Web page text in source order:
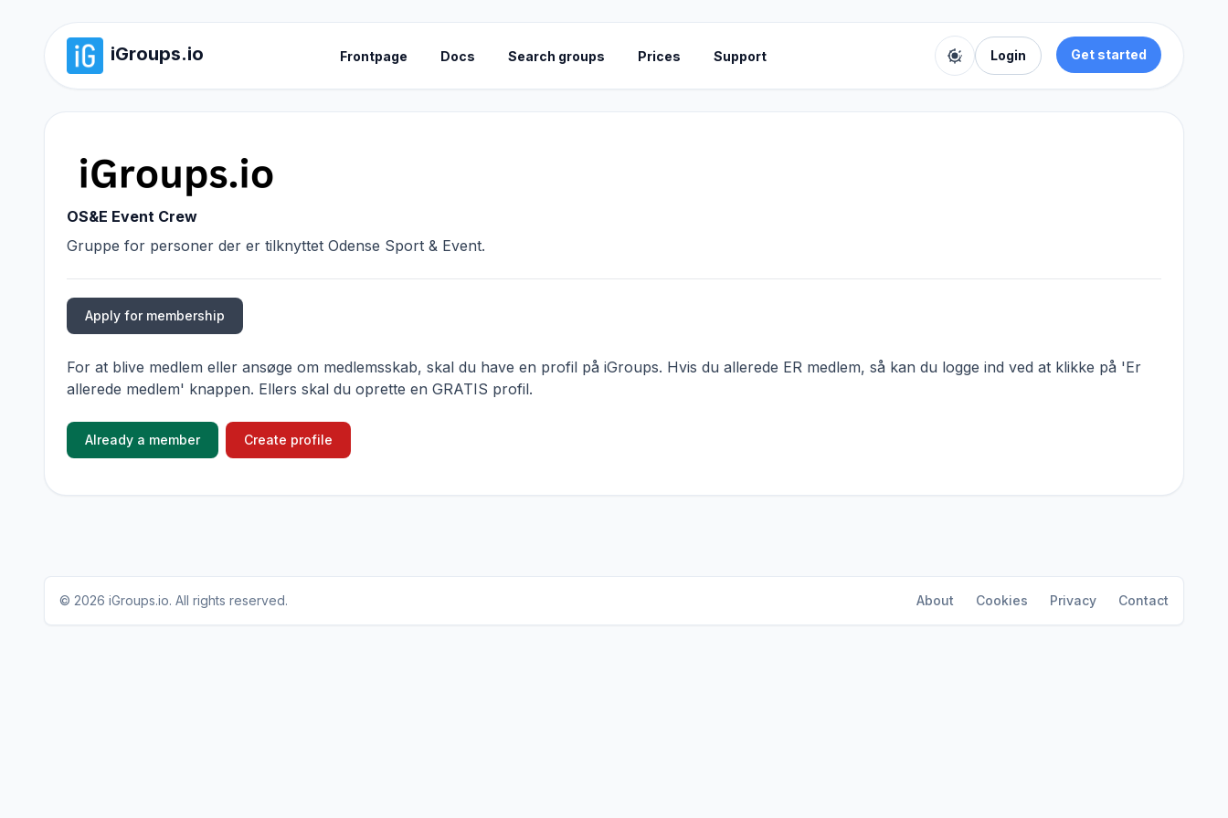
iGroups.io Frontpage Docs Search groups Prices Support Toggle color theme
Login Get started
OS&E Event Crew
Gruppe for personer der er tilknyttet Odense Sport & Event.
Apply for membership
For at blive medlem eller ansøge om medlemsskab, skal du have en profil på iGroups. Hvis du allerede ER medlem, så kan du logge ind ved at klikke på 'Er
allerede medlem' knappen. Ellers skal du oprette en GRATIS profil.
Already a member Create profile
© 2026 iGroups.io. All rights reserved. About Cookies Privacy Contact